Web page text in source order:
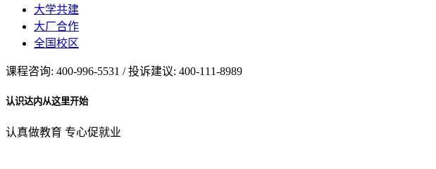
大学共建
大厂合作
全国校区
课程咨询: 400-996-5531 / 投诉建议: 400-111-8989
认识达内从这里开始
认真做教育 专心促就业